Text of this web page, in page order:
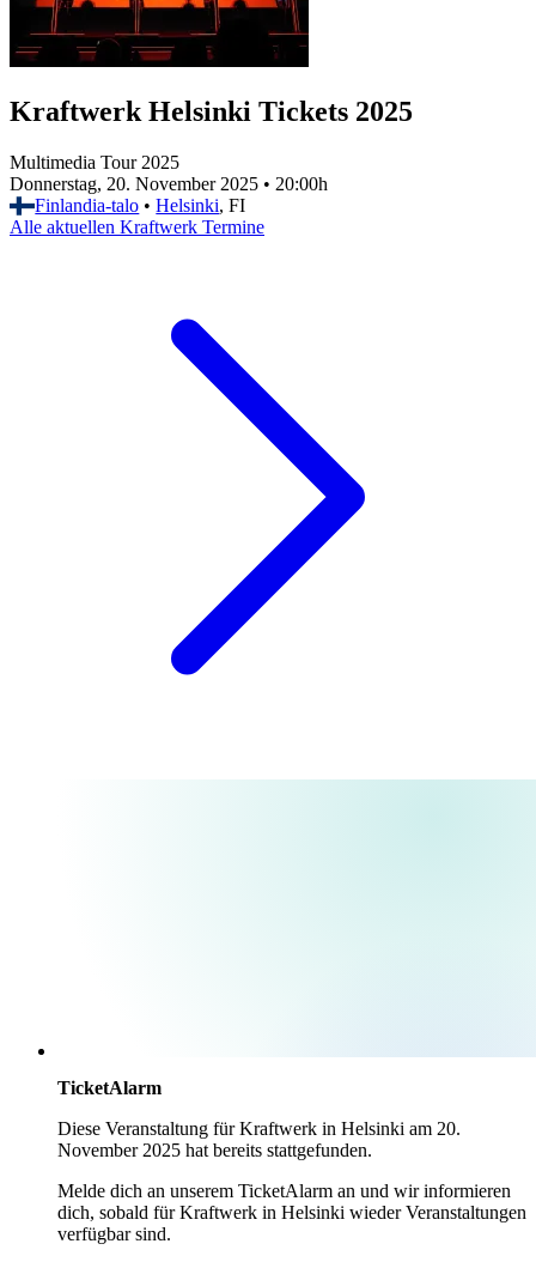
Kraftwerk Helsinki Tickets 2025
Multimedia Tour 2025
Donnerstag, 20. November 2025 • 20:00h
Finlandia-talo • Helsinki, FI
Alle aktuellen Kraftwerk Termine
TicketAlarm
Diese Veranstaltung fürKraftwerk in Helsinki am 20.
November 2025 hat bereits stattgefunden.
Melde dich an unserem TicketAlarm an und wir informieren
dich, sobald fürKraftwerk in Helsinki wieder Veranstaltungen
verfügbar sind.